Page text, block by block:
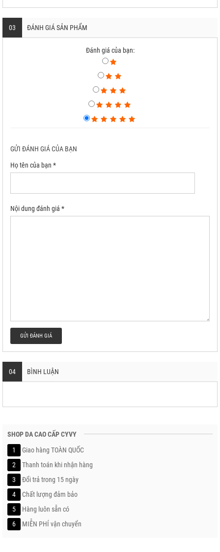
03 ĐÁNH GIÁ SẢN PHẨM
Đánh giá của bạn:
GỬI ĐÁNH GIÁ CỦA BẠN
Họ tên của bạn *
Nội dung đánh giá *
GỬI ĐÁNH GIÁ
04 BÌNH LUẬN
SHOP DA CAO CẤP CYVY
1
Giao hàng TOÀN QUỐC
2
Thanh toán khi nhận hàng
3
Đổi trả trong 15 ngày
4
Chất lượng đảm bảo
5
Hàng luôn sẵn có
6
MIỄN PHÍ vận chuyển